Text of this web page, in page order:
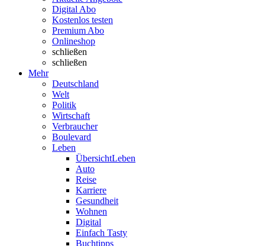
Digital Abo
Kostenlos testen
Premium Abo
Onlineshop
schließen
schließen
Mehr
Deutschland
Welt
Politik
Wirtschaft
Verbraucher
Boulevard
Leben
ÜbersichtLeben
Auto
Reise
Karriere
Gesundheit
Wohnen
Digital
Einfach Tasty
Buchtipps